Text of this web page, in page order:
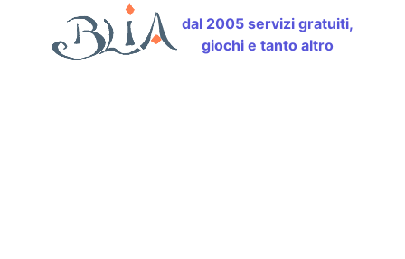
dal 2005 servizi gratuiti,
giochi e tanto altro